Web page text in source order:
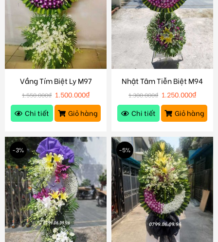
Vầng Tím Biệt Ly M97
1.550.000₫ 1.500.000₫
Chi tiết
Giỏ hàng
Nhật Tâm Tiễn Biệt M94
1.300.000₫ 1.250.000₫
Chi tiết
Giỏ hàng
-3% -5%